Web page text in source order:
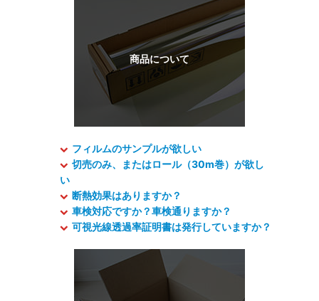
フィルムのサンプルが欲しい
切売のみ、またはロール（30m巻）が欲し
い
断熱効果はありますか？
車検対応ですか？車検通りますか？
可視光線透過率証明書は発行していますか？